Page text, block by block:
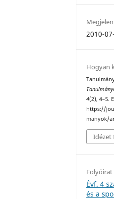
2010-
Hogyan
4(2), 4–5.
https://
manyok/
Idézet
Folyóirat
Évf. 4
és a